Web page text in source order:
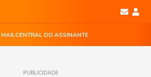
MAILCENTRAL DO ASSINANTE
PUBLICIDADE